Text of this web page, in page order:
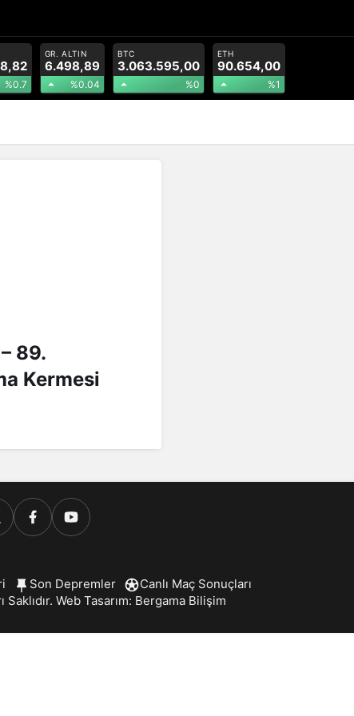
%0.7
GR. ALTIN
6.498,89
%0.04
BTC
3.063.595,00
%0
ETH
90.654,00
%1
89.
Kermesi
Son Depremler
Canlı Maç Sonuçları
Web Tasarım: Bergama Bilişim